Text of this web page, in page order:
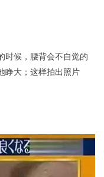
时候，腰背会不自觉的
睁大；这样拍出照片